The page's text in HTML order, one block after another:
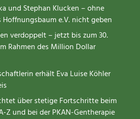
und Stephan Klucken – ohne
e.V. nicht geben
verdoppelt – jetzt bis zum 30.
Rahmen des Million Dollar
erhält Eva Luise Köhler
über stetige Fortschritte beim
Z und bei der PKAN-Gentherapie